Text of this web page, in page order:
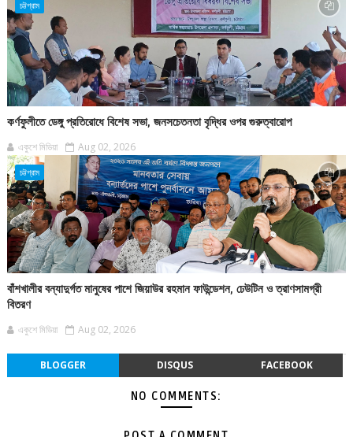
চট্টগ্রাম
কর্ণফুলীতে ডেঙ্গু প্রতিরোধে বিশেষ সভা, জনসচেতনতা বৃদ্ধির ওপর গুরুত্বারোপ
একুশে মিডিয়া Aug 02, 2026
চট্টগ্রাম
বাঁশখালীর বন্যাদুর্গত মানুষের পাশে জিয়াউর রহমান ফাউন্ডেশন, ঢেউটিন ও ত্রাণসামগ্রী
বিতরণ
একুশে মিডিয়া Aug 02, 2026
BLOGGER DISQUS FACEBOOK
NO COMMENTS: